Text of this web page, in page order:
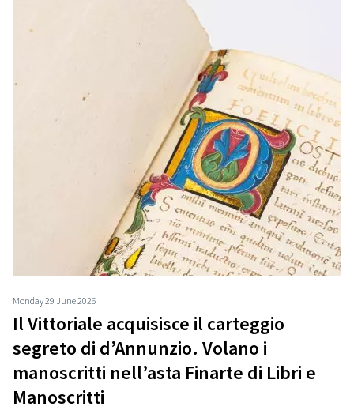
Monday 29 June 2026
Il Vittoriale acquisisce il carteggio
segreto di d’Annunzio. Volano i
manoscritti nell’asta Finarte di Libri e
Manoscritti